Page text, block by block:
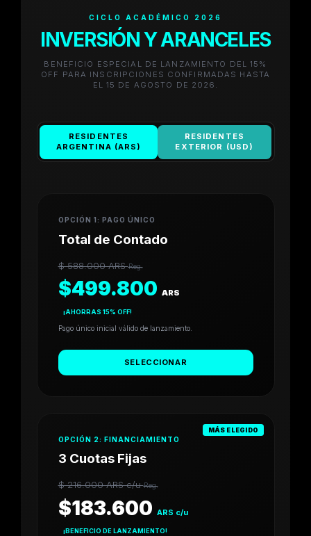
CICLO ACADÉMICO 2026
INVERSIÓN YARANCELES
BENEFICIO ESPECIAL DE LANZAMIENTO DEL 15%
OFF PARA INSCRIPCIONES CONFIRMADAS HASTA
EL 15 DE AGOSTO DE 2026.
RESIDENTES
ARGENTINA (ARS)
RESIDENTES
EXTERIOR (USD)
OPCIÓN 1: PAGO ÚNICO
Total de Contado
$ 588.000 ARSReg.
$499.800 ARS
¡AHORRAS 15% OFF!
Pago único inicial válido de lanzamiento.
SELECCIONAR
MÁS ELEGIDO
OPCIÓN 2: FINANCIAMIENTO
3 Cuotas Fijas
$ 216.000 ARS c/uReg.
$183.600 ARS c/u
¡BENEFICIO DE LANZAMIENTO!